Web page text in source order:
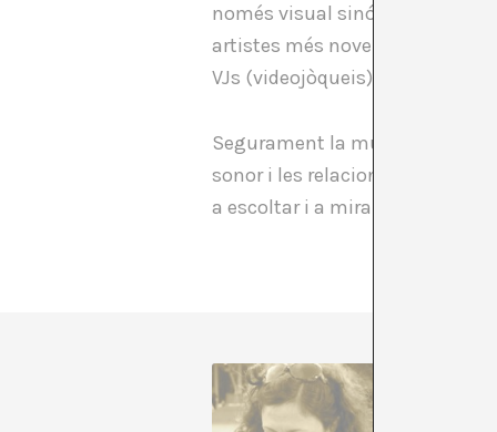
només visual sinó també
artistes més novells, en els
VJs (videojòqueis), i dins dels
Segurament la música en el
sonor i les relacions entre tots
a escoltar i a mirar el nostre
Per a